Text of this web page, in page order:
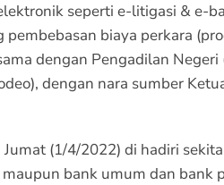
seperti e-litigasi & e-
biaya perkara
dengan Pengadilan
dengan nara sumber
(1/4/2022) di hadiri
bank umum dan bank